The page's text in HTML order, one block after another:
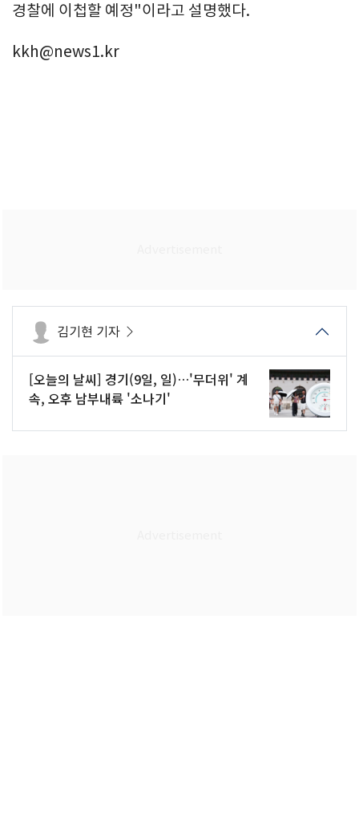
경찰에 이첩할 예정"이라고 설명했다.
kkh@news1.kr
김기현 기자
[오늘의 날씨] 경기(9일, 일)…'무더위' 계
속, 오후 남부내륙 '소나기'